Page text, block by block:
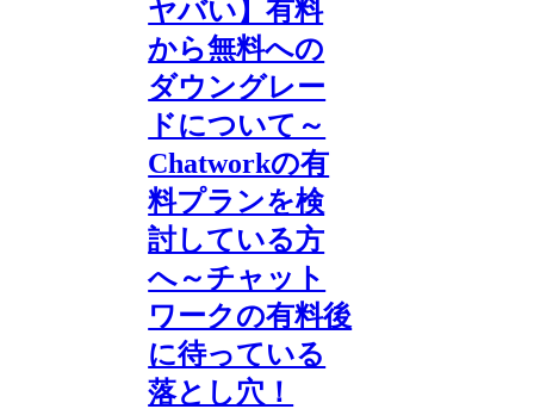
ヤバい】有料
から無料への
ダウングレー
ドについて～
Chatworkの有
料プランを検
討している方
へ～チャット
ワークの有料後
に待っている
落とし穴！